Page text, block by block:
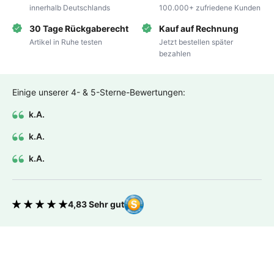
innerhalb Deutschlands 100.000+ zufriedene Kunden
30 Tage Rückgaberecht
Artikel in Ruhe testen
Kauf auf Rechnung
Jetzt bestellen später
bezahlen
Einige unserer 4- & 5-Sterne-Bewertungen:
k.A.
k.A.
k.A.
Bewertung 4.83 von 5 Sternen
4,83 Sehr gut